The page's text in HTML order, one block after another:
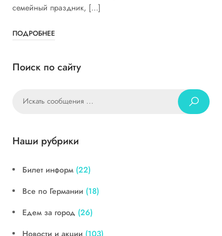
семейный праздник, […]
ПОДРОБНЕЕ
Поиск по сайту
Наши рубрики
Билет информ (22)
Все по Германии (18)
Едем за город (26)
Новости и акции (103)